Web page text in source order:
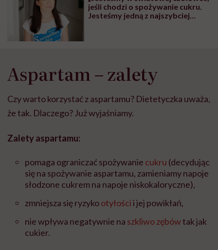
jeśli chodzi o spożywanie cukru.
Jesteśmy jedną z najszybciej
Aspartam – zalety
Czy warto korzystać z aspartamu? Dietetyczka uważa,
że tak. Dlaczego? Już wyjaśniamy.
Zalety aspartamu:
pomaga ograniczać spożywanie cukru (decydując
się na spożywanie aspartamu, zamieniamy napoje
słodzone cukrem na napoje niskokaloryczne),
zmniejsza się ryzykootyłościi jej powikłań,
nie wpływa negatywnie na szkliwo zębówtak jak
cukier.